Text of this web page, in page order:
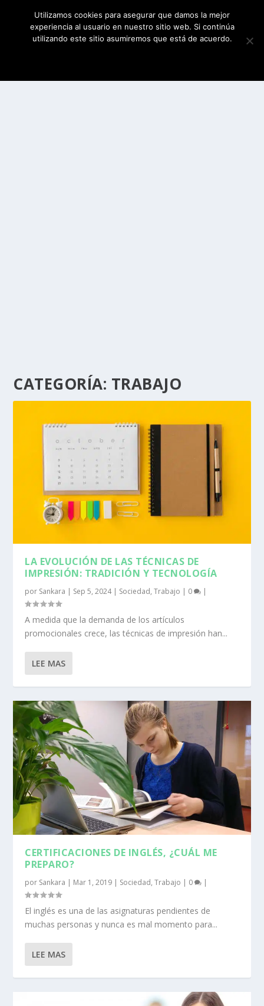
CATEGORÍA: TRABAJO
LA EVOLUCIÓN DE LAS TÉCNICAS DE
IMPRESIÓN: TRADICIÓN Y TECNOLOGÍA
por Sankara | Sep 5, 2024| Sociedad,Trabajo | 0 |
A medida que la demanda de los artículos
promocionales crece, las técnicas de impresión han...
LEE MAS
CERTIFICACIONES DE INGLÉS, ¿CUÁL ME
PREPARO?
por Sankara | Mar 1, 2019 | Sociedad,Trabajo | 0 |
El inglés es una de las asignaturas pendientes de
muchas personas y nunca es mal momento para...
LEE MAS
Utilizamos cookies para asegurar que damos la mejor
experiencia al usuario en nuestro sitio web. Si continúa
utilizando este sitio asumiremos que está de acuerdo.